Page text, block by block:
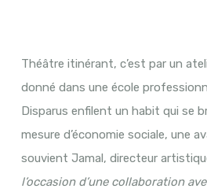
Théâtre itinérant, c’est par un
donné dans une école
Disparus enfilent un habit qui se
mesure d’économie sociale, une
souvient Jamal, directeur
l’occasion d’une collaboration